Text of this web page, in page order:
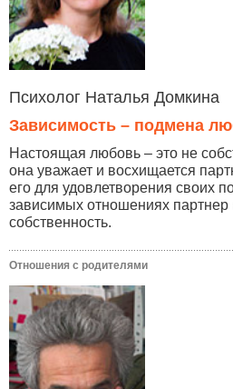
Психолог Наталья Домкина
Зависимость – подмена
Настоящая любовь – это не
она уважает и восхищается
его для удовлетворения своих
зависимых отношениях партнер
собственность.
Отношения с родителями